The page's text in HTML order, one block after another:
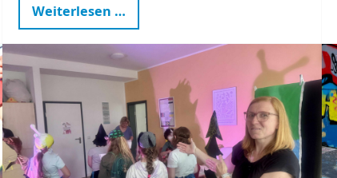
Weiterlesen …Erfolgreicher
Teamtag
Küche:
Gemeinsam
für
gesunde
Ernährung
und
effiziente
Abläufe!